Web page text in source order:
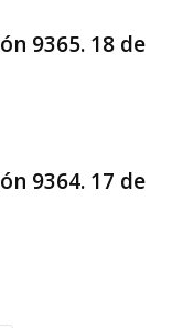
9365. 18 de
9364. 17 de